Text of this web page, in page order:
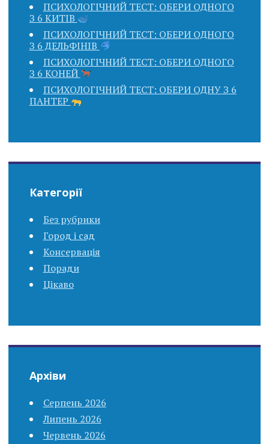
ПСИХОЛОГІЧНИЙ ТЕСТ: ОБЕРИ ОДНОГО
З 6 КИТІВ
ПСИХОЛОГІЧНИЙ ТЕСТ: ОБЕРИ ОДНОГО
З 6 ДЕЛЬФІНІВ
ПСИХОЛОГІЧНИЙ ТЕСТ: ОБЕРИ ОДНОГО
З 6 КОНЕЙ
ПСИХОЛОГІЧНИЙ ТЕСТ: ОБЕРИ ОДНУ З 6
ПАНТЕР
Категорії
Без рубрики
Город і сад
Консервація
Поради
Цікаво
Архіви
Серпень 2026
Липень 2026
Червень 2026